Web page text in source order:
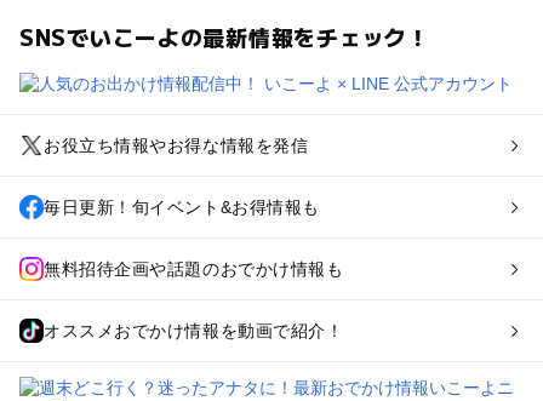
SNSでいこーよの最新情報をチェック！
お役立ち情報やお得な情報を発信
毎日更新！旬イベント&お得情報も
無料招待企画や話題のおでかけ情報も
オススメおでかけ情報を動画で紹介！